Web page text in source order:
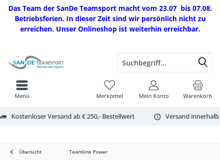
Das Team der SanDe Teamsport macht vom 23.07 bis 07.08.
Betriebsferien. In dieser Zeit sind wir persönlich nicht zu
erreichen. Unser Onlineshop ist weiterhin erreichbar.
Kostenloser Versand ab € 250,- Bestellwert Versand
Warenkorb
Merkzettel Mein Konto
Menü
Übersicht Teamline Power